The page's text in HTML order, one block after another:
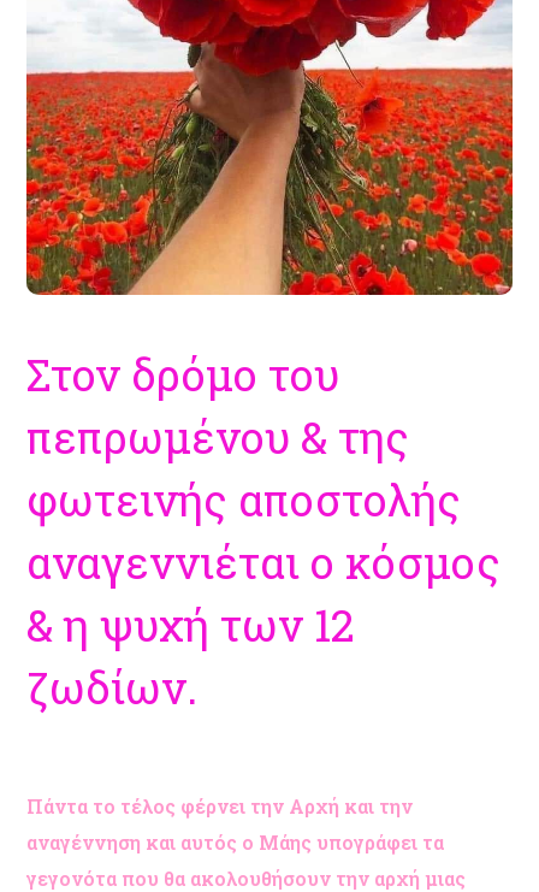
Στον δρόμο του
πεπρωμένου & της
φωτεινής αποστολής
αναγεννιέται ο κόσμος
& η ψυχή των 12
ζωδίων.
Πάντα το τέλος φέρνει την Αρχή και την
αναγέννηση και αυτός ο Μάης υπογράφει τα
γεγονότα που θα ακολουθήσουν την αρχή μιας